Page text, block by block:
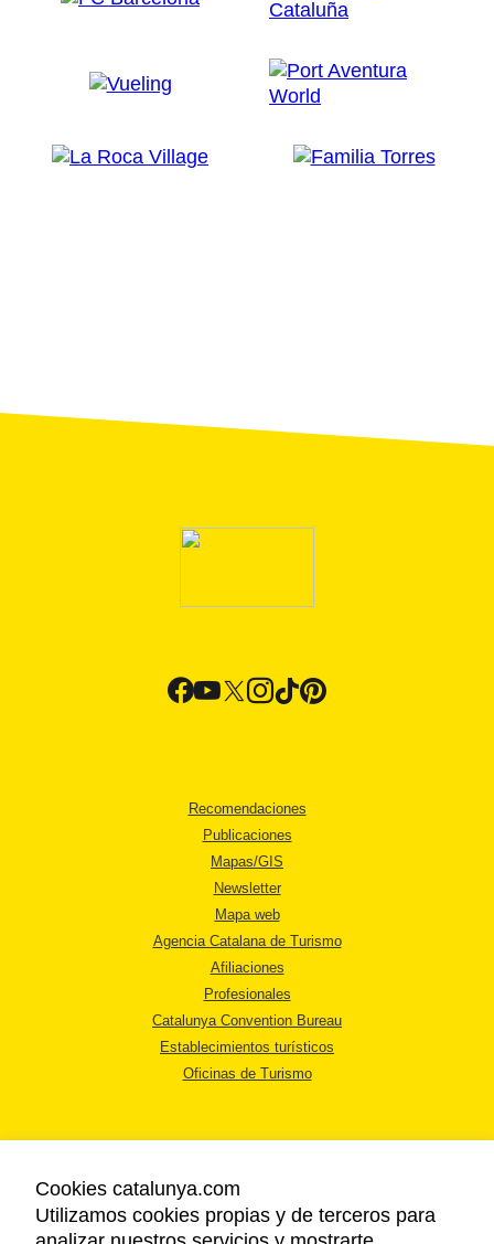
Recomendaciones
Publicaciones
Mapas/GIS
Newsletter
Mapa web
Agencia Catalana de Turismo
Afiliaciones
Profesionales
Catalunya Convention Bureau
Establecimientos turísticos
Oficinas de Turismo
AVISO LEGAL
Cookies catalunya.com
Utilizamos cookies propias y de terceros para